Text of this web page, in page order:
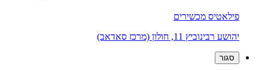
פילאטיס מכשירים
יהושע רבינוביץ 11, חולון (מרכז סאדאב)
סגור